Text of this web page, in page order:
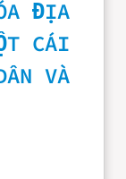
ĐỊA
CÁI
VÀ